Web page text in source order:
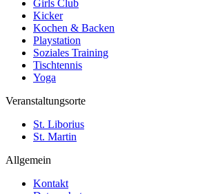
Girls Club
Kicker
Kochen & Backen
Playstation
Soziales Training
Tischtennis
Yoga
Veranstaltungsorte
St. Liborius
St. Martin
Allgemein
Kontakt